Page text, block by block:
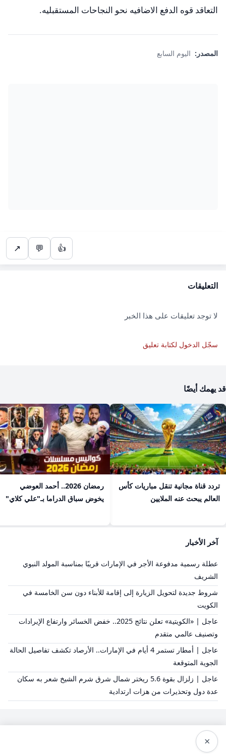
التعاقد قوه الدفع الاضافيه نحو النجاحات المستقبليه.
المصدر: اليوم السابع
👍
💬
↗
التعليقات
لا توجد تعليقات على هذا الخبر
سجّل الدخول لكتابة تعليق
قد يهمك أيضًا
تردد قناة مجانية تنقل مباريات كأس
العالم يبحث عنه الملايين
رمضان 2026.. أحمد العوضي
يخوض سباق الدراما بـ"علي كلاي"
آخر الأخبار
عطلة رسمية مدفوعة الأجر في الإمارات قريبًا بمناسبة المولد النبوي
الشريف
شروط جديدة لتحويل الزيارة إلى إقامة للأبناء دون سن الخامسة في
الكويت
عاجل | «الكويتية» تعلن نتائج 2025.. خفض الخسائر وارتفاع الإيرادات
وتصنيف عالمي متقدم
عاجل | أمطار تستمر 4 أيام في الإمارات.. الأرصاد تكشف تفاصيل الحالة
الجوية المتوقعة
عاجل | زلزال بقوة 5.6 ريختر شمال شرق شرم الشيخ شعر به سكان
عدة دول وتحذيرات من هزات ارتدادية
×